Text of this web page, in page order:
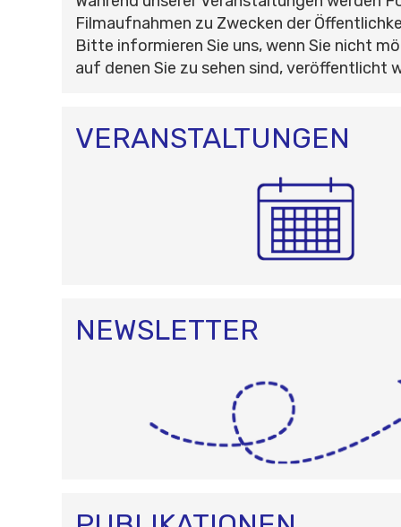
Filmaufnahmen zu Zwecken der
Bitte informieren Sie uns, wenn Sie nicht
auf denen Sie zu sehen sind, veröffentlicht
VERANSTALTUNGEN
NEWSLETTER